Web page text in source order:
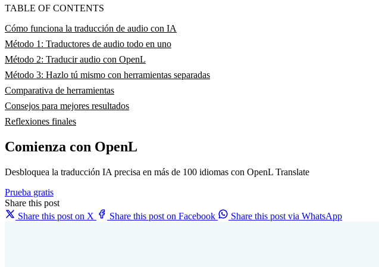
TABLE OF CONTENTS
Cómo funciona la traducción de audio con IA
Método 1: Traductores de audio todo en uno
Método 2: Traducir audio con OpenL
Método 3: Hazlo tú mismo con herramientas separadas
Comparativa de herramientas
Consejos para mejores resultados
Reflexiones finales
Comienza con OpenL
Desbloquea la traducción IA precisa en más de 100 idiomas con OpenL Translate
Prueba gratis
Share this post
Share this post on X
Share this post on Facebook Share this post via WhatsApp